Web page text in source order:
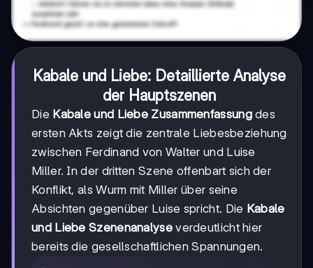
Kabale und Liebe: Detaillierte Analyse
der Hauptszenen
Die Kabale und Liebe Zusammenfassungdes
ersten Akts zeigt die zentrale Liebesbeziehung
zwischen Ferdinand von Walter und Luise
Miller. In der dritten Szene offenbart sich der
Konflikt, als Wurm mit Miller über seine
Absichten gegenüber Luise spricht. Die Kabale
und Liebe Szenenanalyseverdeutlicht hier
bereits die gesellschaftlichen Spannungen.